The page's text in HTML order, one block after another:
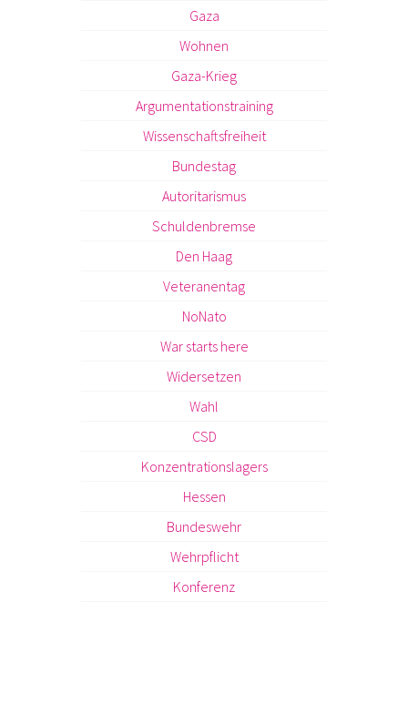
Gaza
Wohnen
Gaza-Krieg
Argumentationstraining
Wissenschaftsfreiheit
Bundestag
Autoritarismus
Schuldenbremse
Den Haag
Veteranentag
NoNato
War starts here
Widersetzen
Wahl
CSD
Konzentrationslagers
Hessen
Bundeswehr
Wehrpflicht
Konferenz